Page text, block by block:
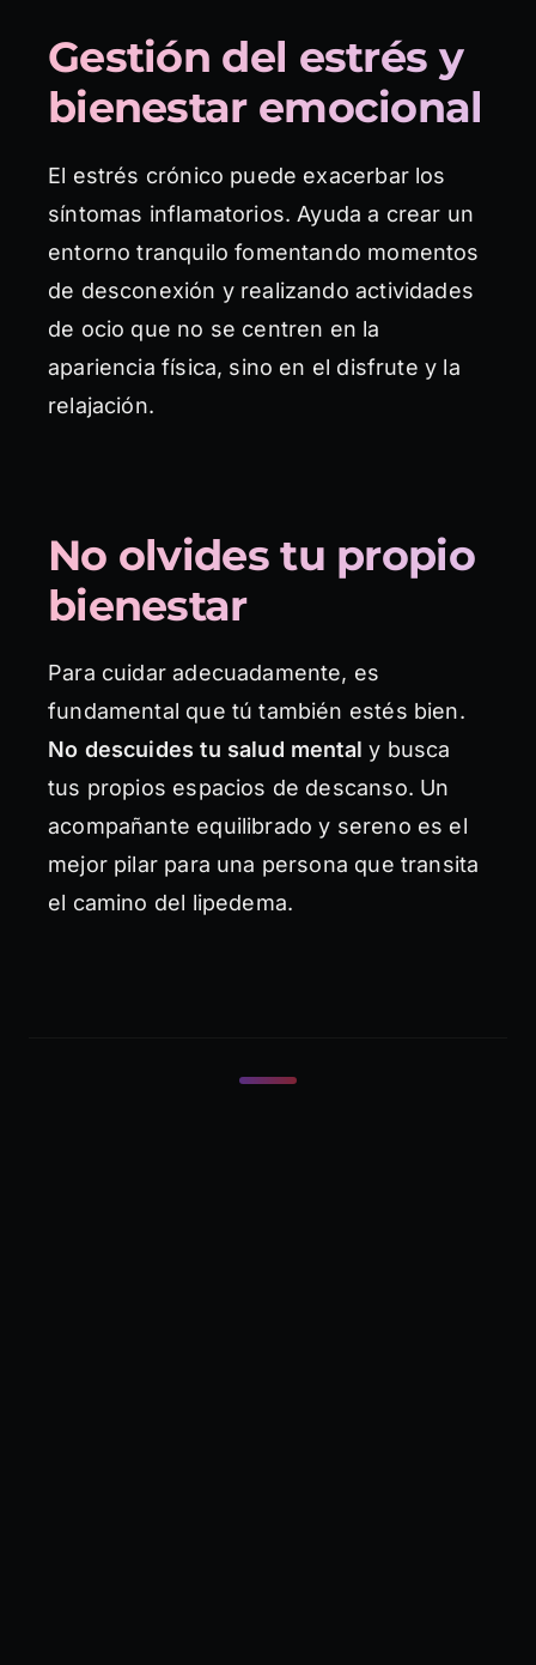
Gestión del estrés y
bienestar emocional
El estrés crónico puede exacerbar los
síntomas inflamatorios. Ayuda a crear un
entorno tranquilo fomentando momentos
de desconexión y realizando actividades
de ocio que no se centren en la
apariencia física, sino en el disfrute y la
relajación.
No olvides tu propio
bienestar
Para cuidar adecuadamente, es
fundamental que tú también estés bien.
No descuides tu salud mental y busca
tus propios espacios de descanso. Un
acompañante equilibrado y sereno es el
mejor pilar para una persona que transita
el camino del lipedema.